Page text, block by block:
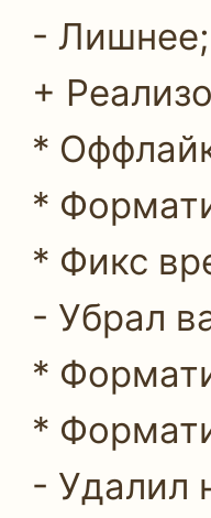
- Лишнее;
+
*
*
* Фикс
- Убрал
*
*
- Удалил